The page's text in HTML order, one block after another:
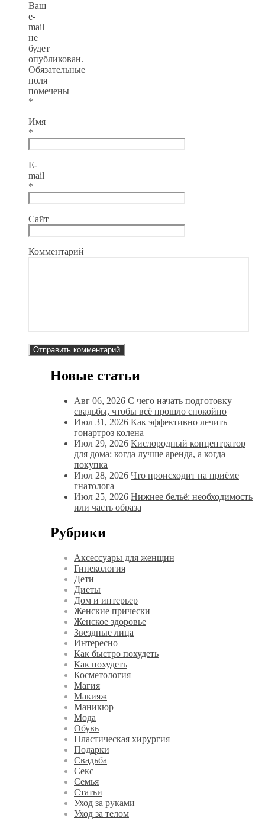
Ваш
e-
mail
не
будет
опубликован.
Обязательные
поля
помечены
*
Имя
*
E-
mail
*
Сайт
Комментарий
Новые статьи
Авг 06, 2026 С чего начать подготовку
свадьбы, чтобы всё прошло спокойно
Июл 31, 2026 Как эффективно лечить
гонартроз колена
Июл 29, 2026 Кислородный концентратор
для дома: когда лучше аренда, а когда
покупка
Июл 28, 2026 Что происходит на приёме
гнатолога
Июл 25, 2026 Нижнее бельё: необходимость
или часть образа
Рубрики
Аксессуары для женщин
Гинекология
Дети
Диеты
Дом и интерьер
Женские прически
Женское здоровье
Звездные лица
Интересно
Как быстро похудеть
Как похудеть
Косметология
Магия
Макияж
Маникюр
Мода
Обувь
Пластическая хирургия
Подарки
Свадьба
Секс
Семья
Статьи
Уход за руками
Уход за телом